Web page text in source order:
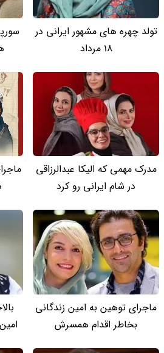
تولد چهره های مشهور ایرانی در
18 مرداد
مدرک مهمی که الیکا عبدالرزاقی
در شام ایرانی رو کرد
ماجرای توهین به امین زندگانی
بخاطر اقدام همسرش